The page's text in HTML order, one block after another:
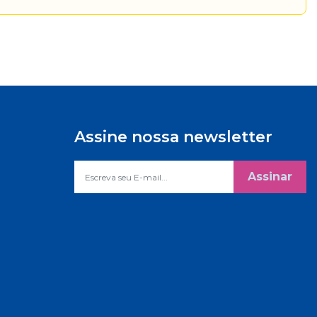
Assine nossa newsletter
Assinar